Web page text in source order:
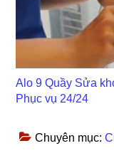
Alo 9 Quầy Sửa
Phục vụ 24/24
Chuyên mục: